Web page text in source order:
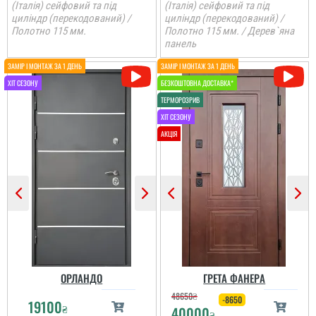
Іван
також швидкості і якості
нема. Але замірник так
розповів про заміну
дверей, що ми з
що демонтують не
тільки зовнішні двері, а
Дуже задоволений
послугами данної
компанії. Все виконало
вчасно, акуратно та
надійно.
читати всі відгуки
(Італія) сейфовий та під
циліндр (перекодований) /
Полотно 115 мм.
(Італія) сейфовий та під
циліндр (перекодований) /
Полотно 115 мм. / Дерев`яна
панель
ОРЛАНДО
19100₴
ГРЕТА ФАНЕРА
48650₴ -8650